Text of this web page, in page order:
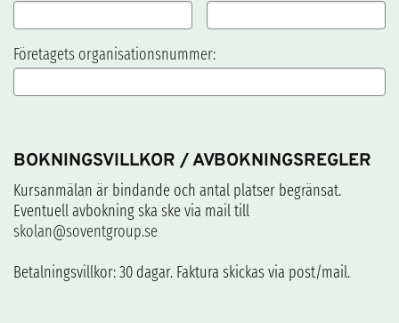
Företagets organisationsnummer:
BOKNINGSVILLKOR / AVBOKNINGSREGLER
Kursanmälan är bindande och antal platser begränsat.
Eventuell avbokning ska ske via mail till
skolan@soventgroup.se
Betalningsvillkor: 30 dagar. Faktura skickas via post/mail.